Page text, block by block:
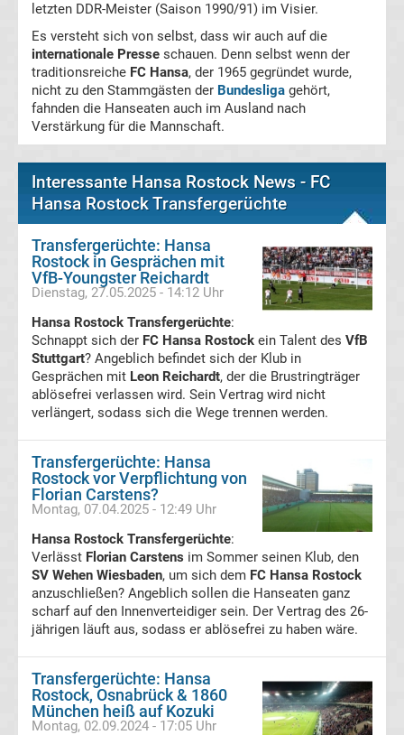
FC
Nürnberg
Transfergerüchte
1.
FC
Transfergerüchte
1.
FC
Union
Berlin
Transfergerüchte
1.
FSV
Mainz
05
Transfergerüchte
letzten DDR-Meister (Saison 1990/91) im Visier.
Es versteht sich von selbst, dass wir auch auf die
internationale Presse schauen. Denn selbst wenn der
traditionsreiche FC Hansa, der 1965 gegründet wurde,
nicht zu den Stammgästen der Bundesliga gehört,
fahnden die Hanseaten auch im Ausland nach
Verstärkung für die Mannschaft.
Interessante Hansa Rostock News - FC
Hansa Rostock Transfergerüchte
Transfergerüchte: Hansa
Rostock in Gesprächen mit
VfB-Youngster Reichardt
Dienstag, 27.05.2025 - 14:12 Uhr
Hansa Rostock Transfergerüchte:
Schnappt sich der FC Hansa Rostock ein Talent des VfB
Stuttgart? Angeblich befindet sich der Klub in
Gesprächen mit Leon Reichardt, der die Brustringträger
ablösefrei verlassen wird. Sein Vertrag wird nicht
verlängert, sodass sich die Wege trennen werden.
Transfergerüchte: Hansa
Rostock vor Verpflichtung von
Florian Carstens?
Montag, 07.04.2025 - 12:49 Uhr
Hansa Rostock Transfergerüchte:
Verlässt Florian Carstens im Sommer seinen Klub, den
SV Wehen Wiesbaden, um sich dem FC Hansa Rostock
anzuschließen? Angeblich sollen die Hanseaten ganz
scharf auf den Innenverteidiger sein. Der Vertrag des 26-
jährigen läuft aus, sodass er ablösefrei zu haben wäre.
Transfergerüchte: Hansa
Rostock, Osnabrück & 1860
München heiß auf Kozuki
Montag, 02.09.2024 - 17:05 Uhr